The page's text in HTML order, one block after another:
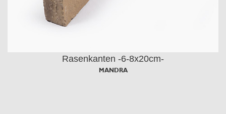
Rasenkanten -6-8x20cm-
MANDRA